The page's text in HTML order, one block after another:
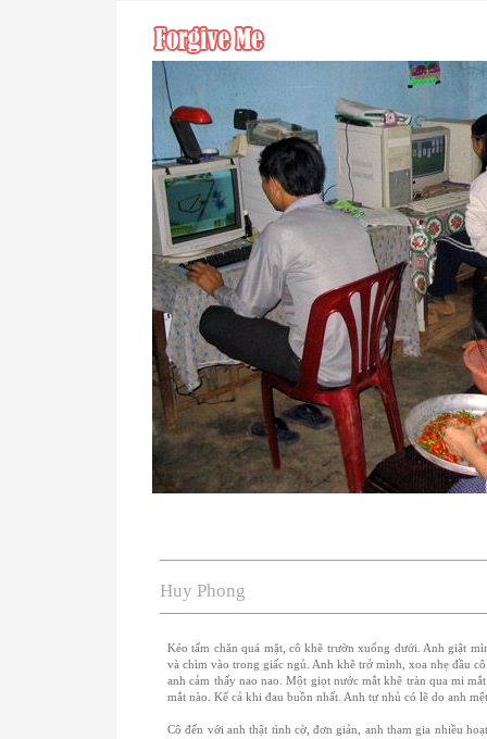
Huy Phong
Kéo tấm chăn quá mặt, cô khẽ trườn xuống dưới. Anh giật
và chìm vào trong giấc ngủ. Anh khẽ trở mình, xoa nhẹ đầu
anh cảm thấy nao nao. Một giọt nước mắt khẽ tràn qua mi
mắt nào. Kể cả khi đau buồn nhất. Anh tự nhủ có lẽ do anh
Cô đến với anh thật tình cờ, đơn giản, anh tham gia nhiều